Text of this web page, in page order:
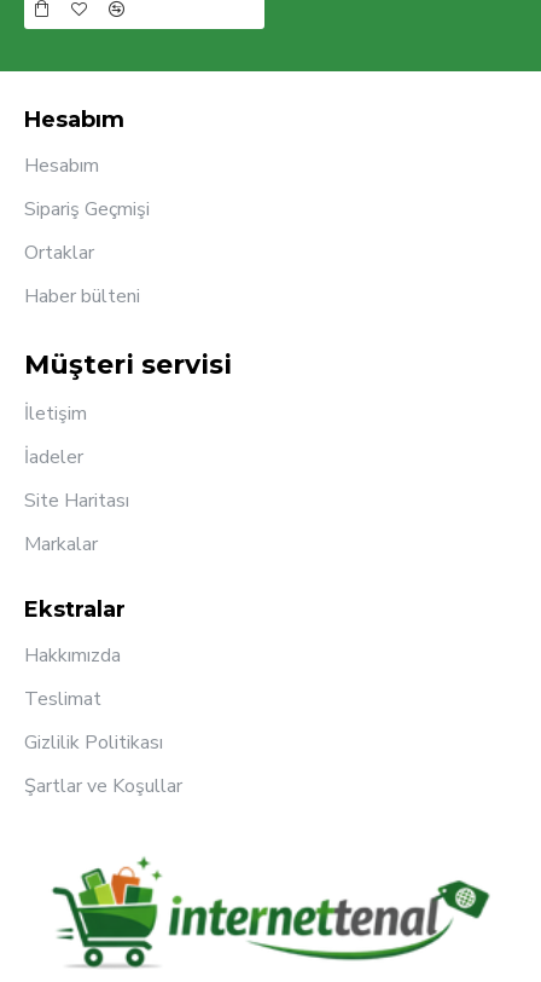
Hesabım
Hesabım
Sipariş Geçmişi
Ortaklar
Haber bülteni
Müşteri servisi
İletişim
İadeler
Site Haritası
Markalar
Ekstralar
Hakkımızda
Teslimat
Gizlilik Politikası
Şartlar ve Koşullar